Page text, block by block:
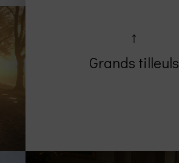
↑
Grands tilleuls